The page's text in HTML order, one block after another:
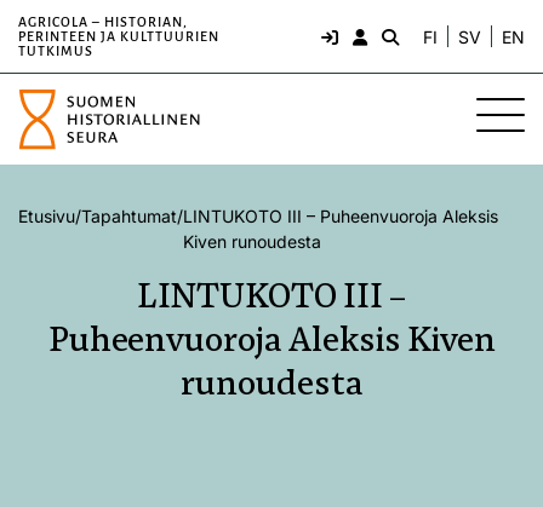
AGRICOLA – HISTORIAN,
PERINTEEN JA KULTTUURIEN
TUTKIMUS
FI SV EN
Etusivu/Tapahtumat/LINTUKOTO III – Puheenvuoroja Aleksis
Kiven runoudesta
LINTUKOTO III –
Puheenvuoroja Aleksis Kiven
runoudesta